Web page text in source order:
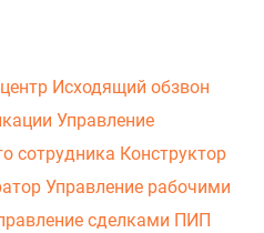
Исходящий обзвон
Управление
сотрудника Конструктор
Управление рабочими
сделками ПИП